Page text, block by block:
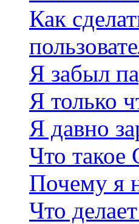
Как
Я забыл
Я только
Я давно
Что такое
Почему я
Что